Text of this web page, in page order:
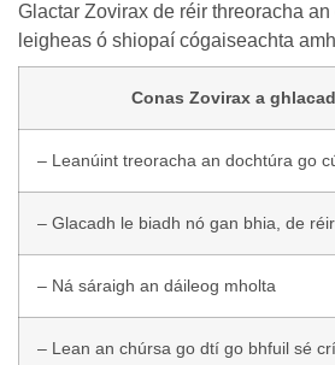
Glactar Zovirax de réir threoracha
leigheas ó shiopaí cógaiseachta
Conas Zovirax a
– Leanúint treoracha an dochtúra go
– Glacadh le biadh nó gan bhia, de
– Ná sáraigh an dáileog mholta
– Lean an chúrsa go dtí go bhfuil sé